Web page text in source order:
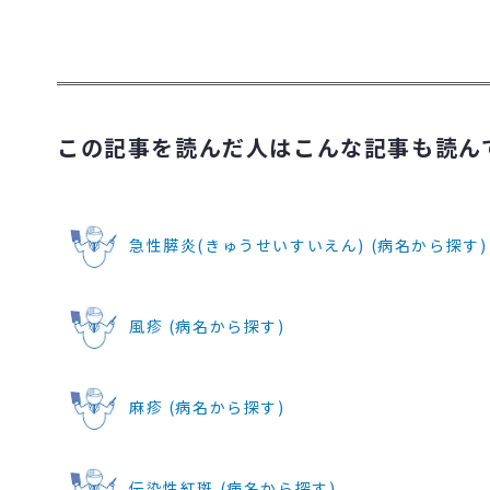
この記事を読んだ人はこんな記事も読ん
急性膵炎(きゅうせいすいえん) (病名から探す)
風疹 (病名から探す)
麻疹 (病名から探す)